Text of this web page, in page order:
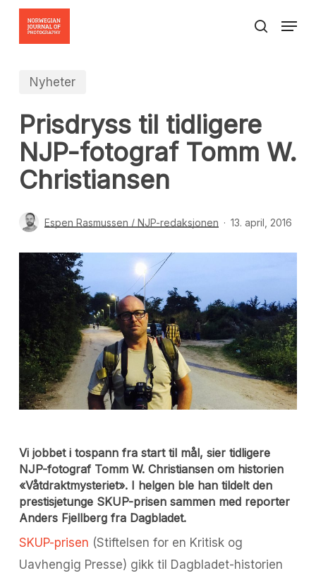
Skip
content
search
Menu
Nyheter
Prisdryss til tidligere
NJP-fotograf Tomm W.
Christiansen
Espen Rasmussen / NJP-redaksjonen 13. april, 2016
Vi jobbet i tospann fra start til mål, sier tidligere
NJP-fotograf Tomm W. Christiansen om historien
«Våtdraktmysteriet». I helgen ble han tildelt den
prestisjetunge SKUP-prisen sammen med reporter
Anders Fjellberg fra Dagbladet.
SKUP-prisen (Stiftelsen for en Kritisk og
Uavhengig Presse) gikk til Dagbladet-historien